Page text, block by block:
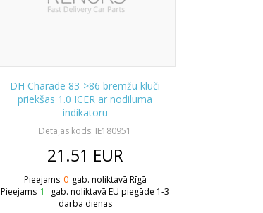
DH Charade 83->86 bremžu kluči
priekšas 1.0 ICER ar nodiluma
indikatoru
Detaļas kods: IE180951
21.51 EUR
Pieejams 0 gab. noliktavā Rīgā
Pieejams 1
gab. noliktavā EU piegāde 1-3
darba dienas